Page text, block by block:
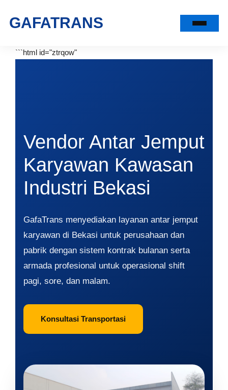
Gafatrans
```html id="ztrqow"
GAFATRANS
Vendor Antar Jemput
Karyawan Kawasan
Industri Bekasi
GafaTrans menyediakan layanan antar jemput
karyawan di Bekasi untuk perusahaan dan
pabrik dengan sistem kontrak bulanan serta
armada profesional untuk operasional shift
pagi, sore, dan malam.
Konsultasi Transportasi